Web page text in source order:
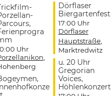
Uhr
Dörflaser
Biergartenfest
17:00 Uhr
Dörflaser
Hauptstraße,
Marktredwitz
u. 20 Uhr
Gregorian
Voices,
Höhlenkonzert